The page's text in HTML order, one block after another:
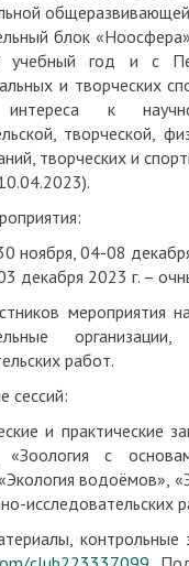
блок
учебный год и с
и творческих
к научной
творческой,
творческих и
ноября, 04-08
декабря 2023 г. –
мероприятия
работ.
сессий:
и практические
«Зоология с
водоёмов»,
исследовательских
контрольные